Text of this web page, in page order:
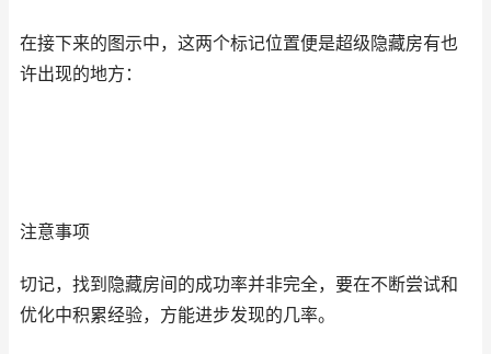
在接下来的图示中，这两个标记位置便是超级隐藏房有也
许出现的地方：
注意事项
切记，找到隐藏房间的成功率并非完全，要在不断尝试和
优化中积累经验，方能进步发现的几率。